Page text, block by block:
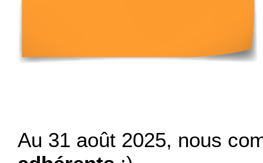
Au 31 août 2025, nous